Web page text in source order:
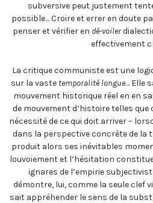
subversive peut justement
possible… Croire et errer en doute
penser et vérifier en dé-voiler
effectivement
La critique communiste est une
sur la vaste temporalité longue… Elle
mouvement historique réel en en
de mouvement d’histoire telles
nécessité de ce qui doit arriver –
dans la perspective concrète de la
produit alors ses inévitables
louvoiement et l’hésitation
ignares de l’empirie
démontre, lui, comme la seule clef
sait appréhender le sens de la